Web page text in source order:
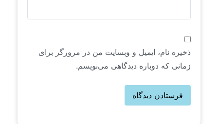
ذخیره نام، ایمیل و وبسایت من در مرورگر برای
زمانی که دوباره دیدگاهی می‌نویسم.